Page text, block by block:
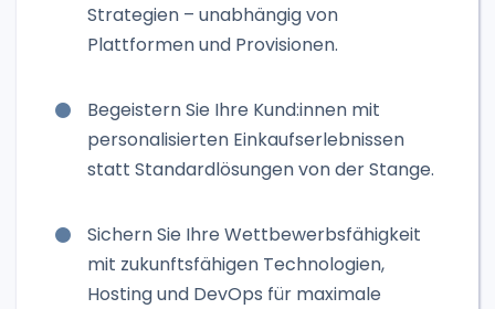
Strategien – unabhängig von
Plattformen und Provisionen.
Begeistern Sie Ihre Kund:innen mit
personalisierten Einkaufserlebnissen
statt Standardlösungen von der Stange.
Sichern Sie Ihre Wettbewerbsfähigkeit
mit zukunftsfähigen Technologien,
Hosting und DevOps für maximale